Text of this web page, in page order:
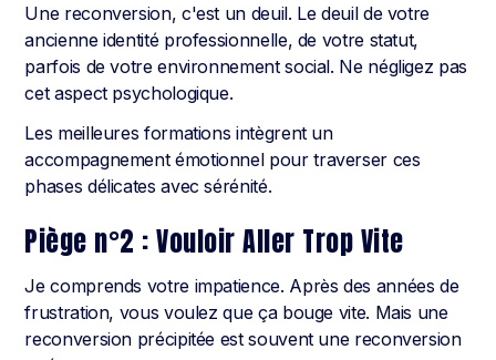
Une reconversion, c'est un deuil. Le deuil de votre
ancienne identité professionnelle, de votre statut,
parfois de votre environnement social. Ne négligez pas
cet aspect psychologique.
Les meilleures formations intègrent un
accompagnement émotionnel pour traverser ces
phases délicates avec sérénité.
Piège n°2 : Vouloir Aller Trop Vite
Je comprends votre impatience. Après des années de
frustration, vous voulez que ça bouge vite. Mais une
reconversion précipitée est souvent une reconversion